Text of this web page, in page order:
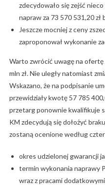
zdecydowało się zejść
napraw za 73 570 531,20 zł
Jeszcze mocniej z ceny
zaproponował wykonanie
Warto zwrócić uwagę na ofertę
mln zł. Nie uległy natomiast
Wskazano, że na podpisanie
przewidziały kwotę 57 785
przetarg ponownie kwalifikuje
KM zdecydują się dołożyć
zostaną ocenione według
okres udzielonej gwarancji
termin wykonania naprawy
wraz z pracami